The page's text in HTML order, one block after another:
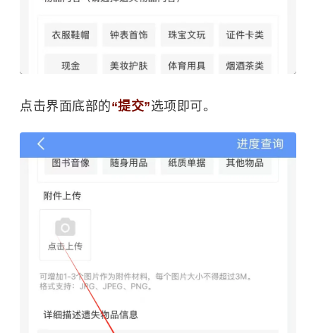
点击界面底部的“提交”选项即可。